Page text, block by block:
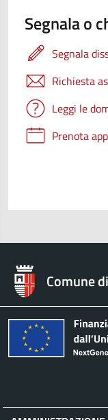
Segnala o
Segnala
Richiesta
Leggi le
Prenota
Comune